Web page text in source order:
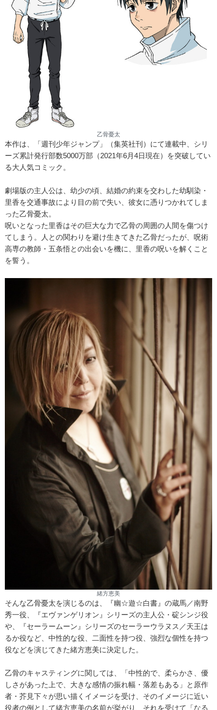
乙骨憂太
本作は、「週刊少年ジャンプ」（集英社刊）にて連載中、シリ
ーズ累計発行部数5000万部（2021年6月4日現在）を突破してい
る大人気コミック。
劇場版の主人公は、幼少の頃、結婚の約束を交わした幼馴染・
里香を交通事故により目の前で失い、彼女に憑りつかれてしま
った乙骨憂太。
呪いとなった里香はその巨大な力で乙骨の周囲の人間を傷つけ
てしまう。人との関わりを避け生きてきた乙骨だったが、呪術
高専の教師・五条悟との出会いを機に、里香の呪いを解くこと
を誓う。
緒方恵美
そんな乙骨憂太を演じるのは、『幽☆遊☆白書』の蔵馬／南野
秀一役、『エヴァンゲリオン』シリーズの主人公・碇シンジ役
や、『セーラームーン』シリーズのセーラーウラヌス／天王は
るか役など、中性的な役、二面性を持つ役、強烈な個性を持つ
役などを演じてきた緒方恵美に決定した。
乙骨のキャスティングに関しては、「中性的で、柔らかさ、優
しさがあった上で、大きな感情の振れ幅・落差もある」と原作
者・芥見下々が思い描くイメージを受け、そのイメージに近い
役者の例として緒方恵美の名前が挙がり、それを受けて「なる